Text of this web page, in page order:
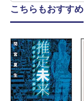
こちらもおすすめ